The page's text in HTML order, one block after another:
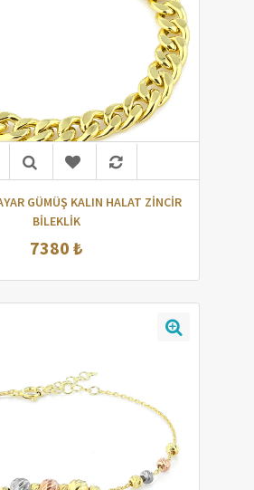
GÜMÜŞ KALIN HALAT ZİNCİR
BİLEKLİK
7380 ₺